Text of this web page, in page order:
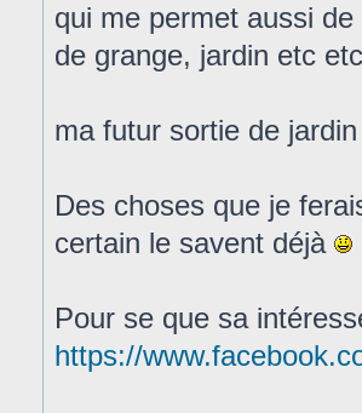
qui me permet aussi
de grange, jardin etc
ma futur sortie de
Des choses que je
certain le savent déjà
Pour se que sa
https://